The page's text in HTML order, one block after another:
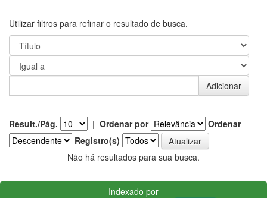
Utilizar filtros para refinar o resultado de busca.
Result./Pág. | Ordenar por
Ordenar
Registro(s)
Não há resultados para sua busca.
Indexado por